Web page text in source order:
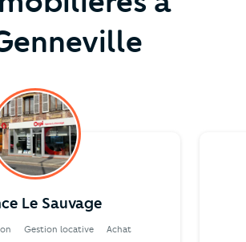
Le Sauvage
Gestion locative Achat